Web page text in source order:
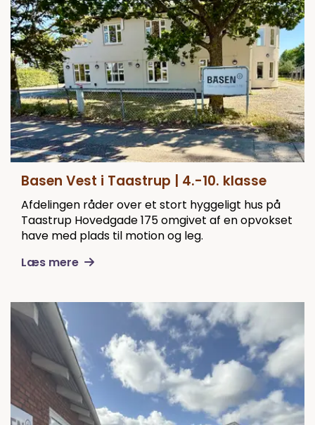
Basen Vest i Taastrup | 4.-10. klasse
Afdelingen råder over et stort hyggeligt hus på
Taastrup Hovedgade 175 omgivet af en opvokset
have med plads til motion og leg.
Læs mere